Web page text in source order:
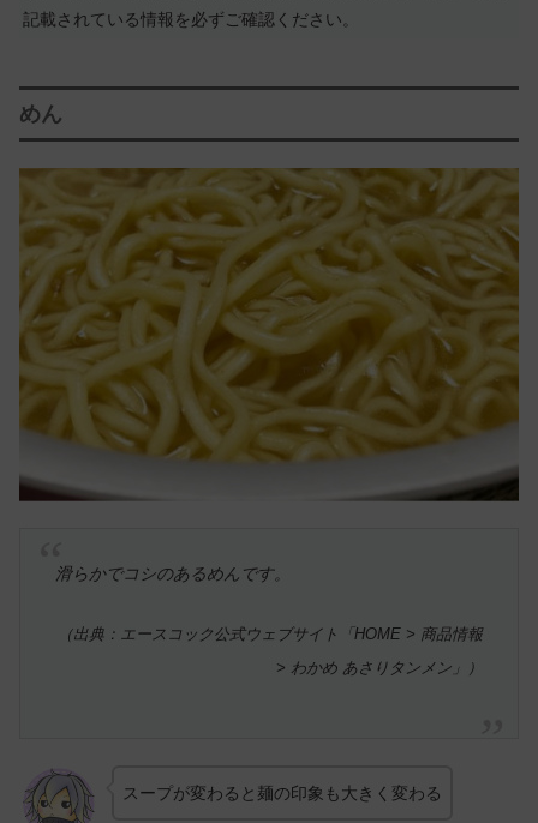
記載されている情報を必ずご確認ください。
めん
滑らかでコシのあるめんです。
（出典：エースコック公式ウェブサイト「HOME > 商品情報
> わかめ あさりタンメン」）
スープが変わると麺の印象も大きく変わる